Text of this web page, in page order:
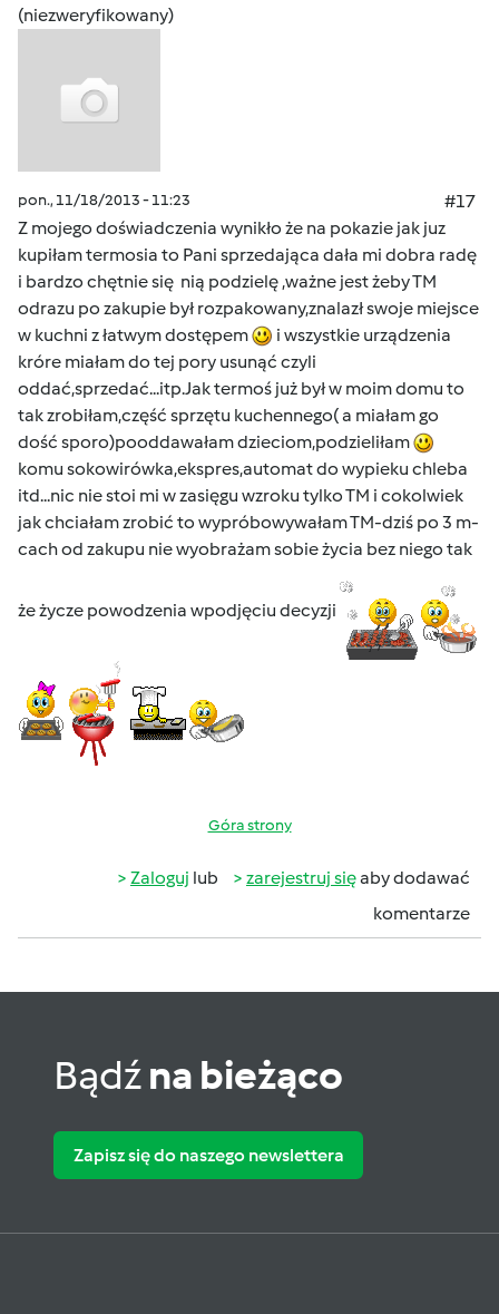
(niezweryfikowany)
pon., 11/18/2013 - 11:23
#17
Z mojego doświadczenia wynikło że na pokazie jak juz
kupiłam termosia to Pani sprzedająca dała mi dobra radę
i bardzo chętnie się nią podzielę ,ważne jest żeby TM
odrazu po zakupie był rozpakowany,znalazł swoje miejsce
w kuchni z łatwym dostępem
i wszystkie urządzenia
króre miałam do tej pory usunąć czyli
oddać,sprzedać...itp.Jak termoś już był w moim domu to
tak zrobiłam,część sprzętu kuchennego( a miałam go
dość sporo)pooddawałam dzieciom,podzieliłam
komu sokowirówka,ekspres,automat do wypieku chleba
itd...nic nie stoi mi w zasięgu wzroku tylko TM i cokolwiek
jak chciałam zrobić to wypróbowywałam TM-dziś po 3 m-
cach od zakupu nie wyobrażam sobie życia bez niego tak
że życze powodzenia wpodjęciu decyzji
Góra strony
Zaloguj lub zarejestruj sięaby dodawać
komentarze
Bądźna bieżąco
Zapisz się do naszego newslettera